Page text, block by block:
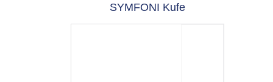
SYMFONI Kufe